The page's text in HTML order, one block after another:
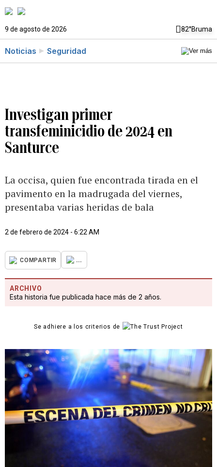
9 de agosto de 2026 82°Bruma
Noticias Seguridad
Investigan primer
transfeminicidio de 2024 en
Santurce
La occisa, quien fue encontrada tirada en el
pavimento en la madrugada del viernes,
presentaba varias heridas de bala
2 de febrero de 2024 - 6:22 AM
COMPARTIR ...
ARCHIVO
Esta historia fue publicada hace más de 2 años.
Se adhiere a los criterios de